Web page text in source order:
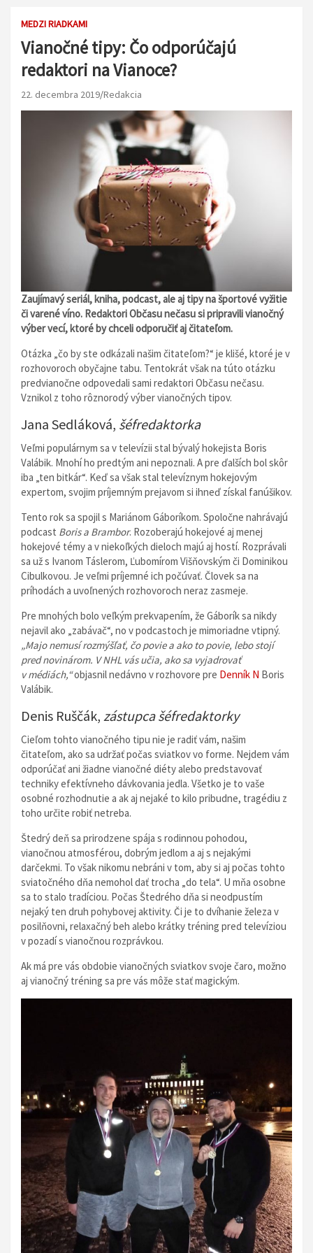
MEDZI RIADKAMI
Vianočné tipy: Čo odporúčajú
redaktori na Vianoce?
22. decembra 2019 Redakcia
Zaujímavý seriál, kniha, podcast, ale aj tipy na športové vyžitie
či varené víno. Redaktori Občasu nečasu si pripravili vianočný
výber vecí, ktoré by chceli odporučiť aj čitateľom.
Otázka „čo by ste odkázali našim čitateľom?“ je klišé, ktoré je v
rozhovoroch obyčajne tabu. Tentokrát však na túto otázku
predvianočne odpovedali sami redaktori Občasu nečasu.
Vznikol z toho rôznorodý výber vianočných tipov.
Jana Sedláková, šéfredaktorka
Veľmi populárnym sa v televízii stal bývalý hokejista Boris
Valábik. Mnohí ho predtým ani nepoznali. A pre ďalších bol skôr
iba „ten bitkár“. Keď sa však stal televíznym hokejovým
expertom, svojim príjemným prejavom si ihneď získal fanúšikov.
Tento rok sa spojil s Mariánom Gáboríkom. Spoločne nahrávajú
podcast Boris a Brambor. Rozoberajú hokejové aj menej
hokejové témy a v niekoľkých dieloch majú aj hostí. Rozprávali
sa už s Ivanom Táslerom, Ľubomírom Višňovským či Dominikou
Cibulkovou. Je veľmi príjemné ich počúvať. Človek sa na
príhodách a uvoľnených rozhovoroch neraz zasmeje.
Pre mnohých bolo veľkým prekvapením, že Gáborík sa nikdy
nejavil ako „zabávač“, no v podcastoch je mimoriadne vtipný.
„Majo nemusí rozmýšľať, čo povie a ako to povie, lebo stojí
pred novinárom. V NHL vás učia, ako sa vyjadrovať
v médiách,“objasnil nedávno v rozhovore pre Denník N Boris
Valábik.
Denis Ruščák, zástupca šéfredaktorky
Cieľom tohto vianočného tipu nie je radiť vám, našim
čitateľom, ako sa udržať počas sviatkov vo forme. Nejdem vám
odporúčať ani žiadne vianočné diéty alebo predstavovať
techniky efektívneho dávkovania jedla. Všetko je to vaše
osobné rozhodnutie a ak aj nejaké to kilo pribudne, tragédiu z
toho určite robiť netreba.
Štedrý deň sa prirodzene spája s rodinnou pohodou,
vianočnou atmosférou, dobrým jedlom a aj s nejakými
darčekmi. To však nikomu nebráni v tom, aby si aj počas tohto
sviatočného dňa nemohol dať trocha „do tela“. U mňa osobne
sa to stalo tradíciou. Počas Štedrého dňa si neodpustím
nejaký ten druh pohybovej aktivity. Či je to dvíhanie železa v
posilňovni, relaxačný beh alebo krátky tréning pred televíziou
v pozadí s vianočnou rozprávkou.
Ak má pre vás obdobie vianočných sviatkov svoje čaro, možno
aj vianočný tréning sa pre vás môže stať magickým.